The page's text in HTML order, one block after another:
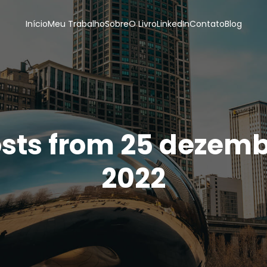
InícioMeu TrabalhoSobreO LivroLinkedInContatoBlog
from 25
2022